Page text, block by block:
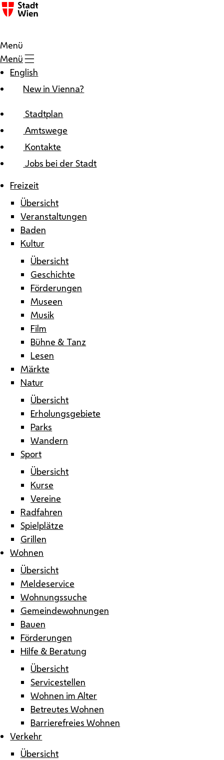
Zum Inhalt
Menü
Menü
English
New in Vienna?
Stadtplan
Amtswege
Kontakte
Jobs bei der Stadt
Freizeit
Übersicht
Veranstaltungen
Baden
Kultur
Übersicht
Geschichte
Förderungen
Museen
Musik
Film
Bühne & Tanz
Lesen
Märkte
Natur
Übersicht
Erholungsgebiete
Parks
Wandern
Sport
Übersicht
Kurse
Vereine
Radfahren
Spielplätze
Grillen
Wohnen
Übersicht
Meldeservice
Wohnungssuche
Gemeindewohnungen
Bauen
Förderungen
Hilfe & Beratung
Übersicht
Servicestellen
Wohnen im Alter
Betreutes Wohnen
Barrierefreies Wohnen
Verkehr
Übersicht